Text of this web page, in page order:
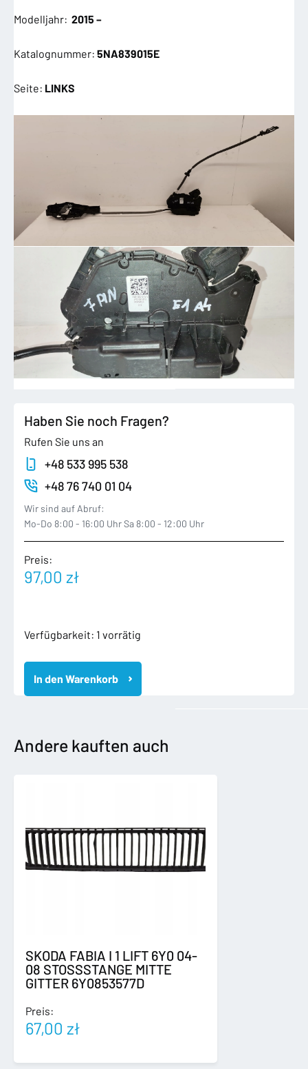
Modelljahr: 2015 –
Katalognummer: 5NA839015E
Seite: LINKS
Haben Sie noch Fragen?
Rufen Sie uns an
+48 533 995 538
+48 76 740 01 04
Wir sind auf Abruf:
Mo-Do 8:00 - 16:00 Uhr Sa 8:00 - 12:00 Uhr
Preis:
97,00 zł
Verfügbarkeit: 1 vorrätig
VW
II
5NA
15-
LEWY
TYLNY
In den Warenkorb
Andere kauften auch
SKODA FABIA I 1 LIFT 6Y0 04-
08 STOSSSTANGE MITTE
GITTER 6Y0853577D
Preis:
67,00 zł